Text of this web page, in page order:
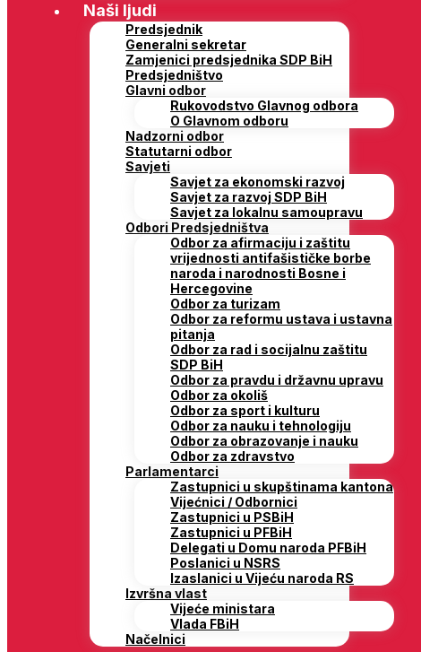
Naši ljudi
Predsjednik
Generalni sekretar
Zamjenici predsjednika SDP BiH
Predsjedništvo
Glavni odbor
Rukovodstvo Glavnog odbora
O Glavnom odboru
Nadzorni odbor
Statutarni odbor
Savjeti
Savjet za ekonomski razvoj
Savjet za razvoj SDP BiH
Savjet za lokalnu samoupravu
Odbori Predsjedništva
Odbor za afirmaciju i zaštitu
vrijednosti antifašističke borbe
naroda i narodnosti Bosne i
Hercegovine
Odbor za turizam
Odbor za reformu ustava i ustavna
pitanja
Odbor za rad i socijalnu zaštitu
SDP BiH
Odbor za pravdu i državnu upravu
Odbor za okoliš
Odbor za sport i kulturu
Odbor za nauku i tehnologiju
Odbor za obrazovanje i nauku
Odbor za zdravstvo
Parlamentarci
Zastupnici u skupštinama kantona
Vijećnici / Odbornici
Zastupnici u PSBiH
Zastupnici u PFBiH
Delegati u Domu naroda PFBiH
Poslanici u NSRS
Izaslanici u Vijeću naroda RS
Izvršna vlast
Vijeće ministara
Vlada FBiH
Načelnici